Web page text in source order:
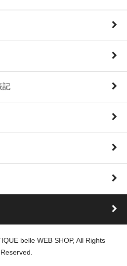
記
belle WEB SHOP, All Rights
Reserved.